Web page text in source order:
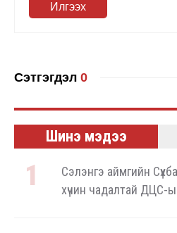
Илгээх
Сэтгэгдэл 0
Шинэ мэдээ
Сэлэнгэ аймгийн
хүчин чадалтай ДЦС-